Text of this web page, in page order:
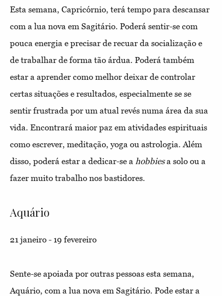
Esta semana, Capricórnio, terá tempo para descansar
com a lua nova em Sagitário. Poderá sentir-se com
pouca energia e precisar de recuar da socialização e
de trabalhar de forma tão árdua. Poderá também
estar a aprender como melhor deixar de controlar
certas situações e resultados, especialmente se se
sentir frustrada por um atual revés numa área da sua
vida. Encontrará maior paz em atividades espirituais
como escrever, meditação, yoga ou astrologia. Além
disso, poderá estar a dedicar-se a hobbiesa solo ou a
fazer muito trabalho nos bastidores.
Aquário
21 janeiro - 19 fevereiro
Sente-se apoiada por outras pessoas esta semana,
Aquário, com a lua nova em Sagitário. Pode estar a